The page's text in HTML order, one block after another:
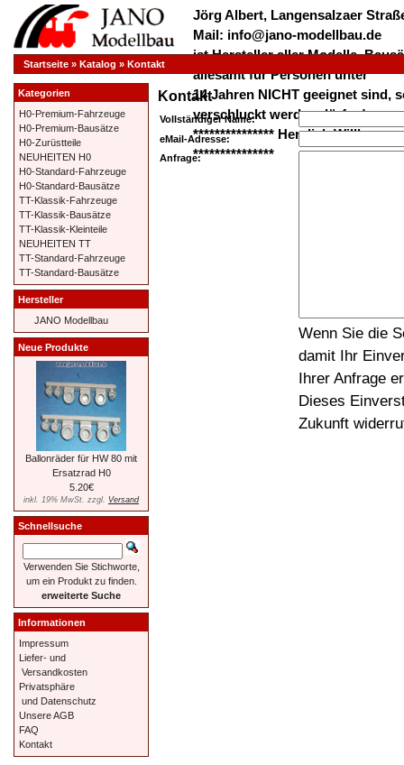
Jörg Albert, Langensalzaer
Mail: info@jano-modellbau.de
ist Hersteller aller Modelle,
allesamt für Personen unter
14 Jahren NICHT geeignet sind,
verschluckt werden dürfen!
*************** Herzlich
***************
Startseite » Katalog » Kontakt
Kontakt
Vollständiger Name:
eMail-Adresse:
Anfrage:
Wenn Sie die
damit Ihr
Ihrer Anfrage
Dieses
Zukunft
Kategorien
H0-Premium-Fahrzeuge
H0-Premium-Bausätze
H0-Zurüstteile
NEUHEITEN H0
H0-Standard-Fahrzeuge
H0-Standard-Bausätze
TT-Klassik-Fahrzeuge
TT-Klassik-Bausätze
TT-Klassik-Kleinteile
NEUHEITEN TT
TT-Standard-Fahrzeuge
TT-Standard-Bausätze
Hersteller
JANO Modellbau
Neue Produkte
Ballonräder für HW 80 mit
Ersatzrad H0
5.20€
inkl. 19% MwSt. zzgl. Versand
Schnellsuche
Verwenden Sie Stichworte,
um ein Produkt zu finden.
erweiterte Suche
Informationen
Impressum
Liefer- und
Versandkosten
Privatsphäre
und Datenschutz
Unsere AGB
FAQ
Kontakt